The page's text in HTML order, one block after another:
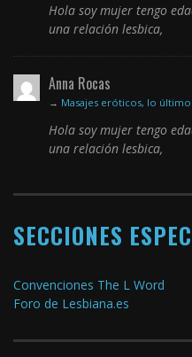
Hola soy mujer tengo
una relación lesbica,
Anna Rocas
→ Masajes eróticos, lo
Hola soy mujer tengo
una relación lesbica,
SECCIONES
Convenciones The L Word
Foro de Lesbiana.es